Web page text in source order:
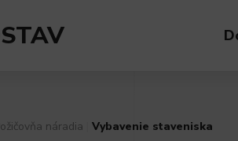
STAV
náradia Vybavenie staveniska